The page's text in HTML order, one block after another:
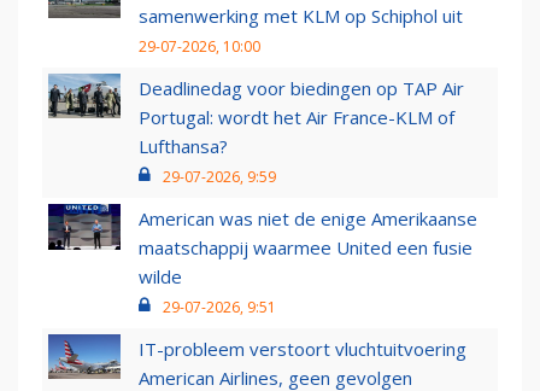
samenwerking met KLM op Schiphol uit
29-07-2026, 10:00
Deadlinedag voor biedingen op TAP Air
Portugal: wordt het Air France-KLM of
Lufthansa?
29-07-2026, 9:59
American was niet de enige Amerikaanse
maatschappij waarmee United een fusie
wilde
29-07-2026, 9:51
IT-probleem verstoort vluchtuitvoering
American Airlines, geen gevolgen